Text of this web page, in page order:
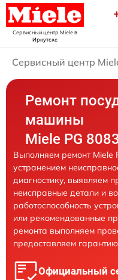
Сервисный центр Mieleв
Иркутске
Сервисный центр
Ремонт
машины
Miele PG
Выполняем ремонт Miele
устранением
диагностику, выявляем
неисправные детали и
работоспособность
или рекомендованные
ремонта выполняем
предоставляем
Официальный